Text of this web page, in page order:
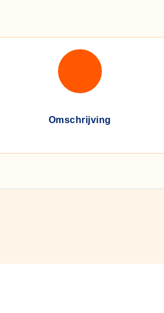
Omschrijving